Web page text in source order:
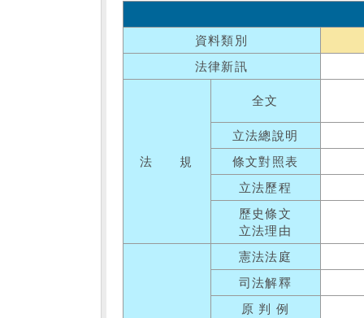
資料類別
法律新訊
法 規
全文
立法總說明
條文對照表
立法歷程
歷史條文
立法理由
憲法法庭
司法解釋
原 判 例